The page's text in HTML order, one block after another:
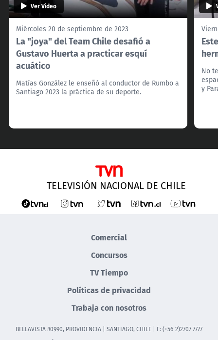
Ver Video
Miércoles 20 de septiembre de 2023
La "joya" del Team Chile desafió a
Gustavo Huerta a practicar esquí
acuático
Matías González le enseñó al conductor de Rumbo a
Santiago 2023 la práctica de su deporte.
No
y
TELEVISIÓN NACIONAL DE CHILE
Comercial
Concursos
TV Tiempo
Políticas de privacidad
Trabaja con nosotros
BELLAVISTA #0990, PROVIDENCIA | SANTIAGO, CHILE | F: (+56-2)2707 7777